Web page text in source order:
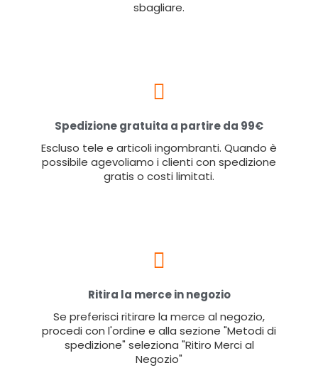
sbagliare.
Spedizione gratuita a partire da 99€
Escluso tele e articoli ingombranti. Quando è
possibile agevoliamo i clienti con spedizione
gratis o costi limitati.
Ritira la merce in negozio
Se preferisci ritirare la merce al negozio,
procedi con l'ordine e alla sezione "Metodi di
spedizione" seleziona "Ritiro Merci al
Negozio"